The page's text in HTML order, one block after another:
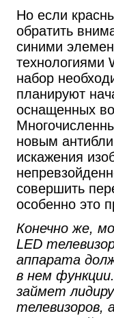
Но если
обратить
синими
технологиями
набор
планируют
оснащенных
новым
искажения
совершить
особенно это
Конечно же,
LED
аппарата
в нем
займет
телевизоров,